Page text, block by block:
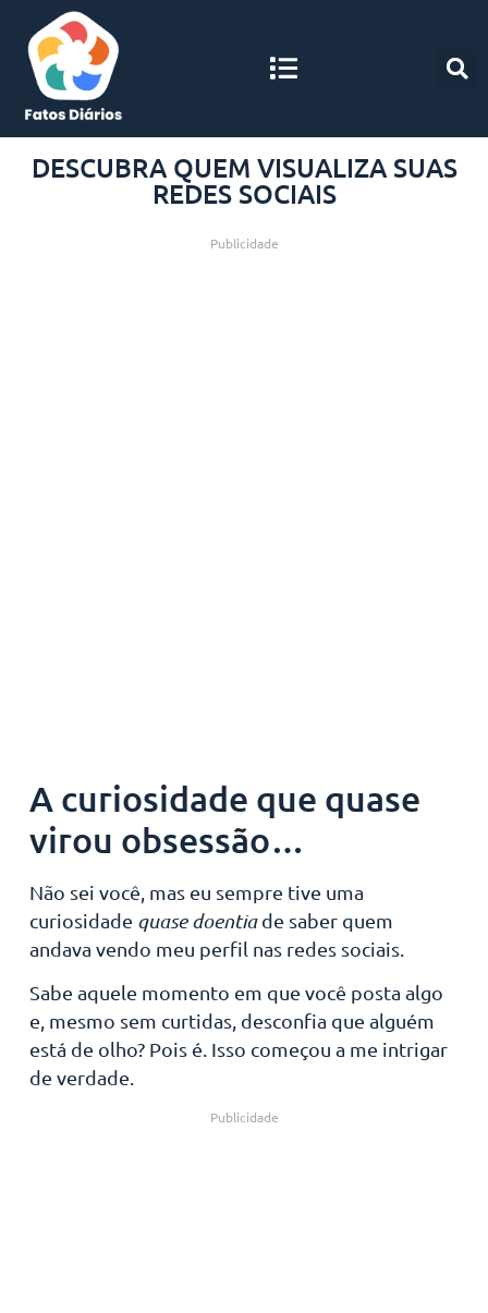
DESCUBRA QUEM VISUALIZA SUAS
REDES SOCIAIS
Publicidade
A curiosidade que quase
virou obsessão…
Não sei você, mas eu sempre tive uma
curiosidade quase doentiade saber quem
andava vendo meu perfil nas redes sociais.
Sabe aquele momento em que você posta algo
e, mesmo sem curtidas, desconfia que alguém
está de olho? Pois é. Isso começou a me intrigar
de verdade.
Publicidade